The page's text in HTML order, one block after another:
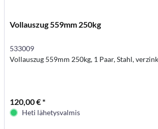
Vollauszug 559mm 250kg
533009
Vollauszug 559mm 250kg, 1 Paar, Stahl,
120,00 € *
Heti lähetysvalmis